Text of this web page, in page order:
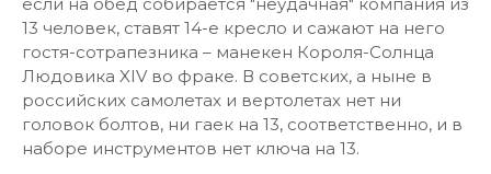
13 человек, ставят 14-е кресло и сажают на него
гостя-сотрапезника – манекен Короля-Солнца
Людовика XIV во фраке. В советских, а ныне в
российских самолетах и вертолетах нет ни
головок болтов, ни гаек на 13, соответственно, и в
наборе инструментов нет ключа на 13.